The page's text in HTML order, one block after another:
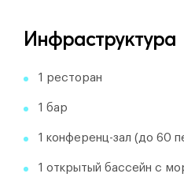
Инфраструктура
1 ресторан
1 бар
1 конференц-зал (до 60
1 открытый бассейн с